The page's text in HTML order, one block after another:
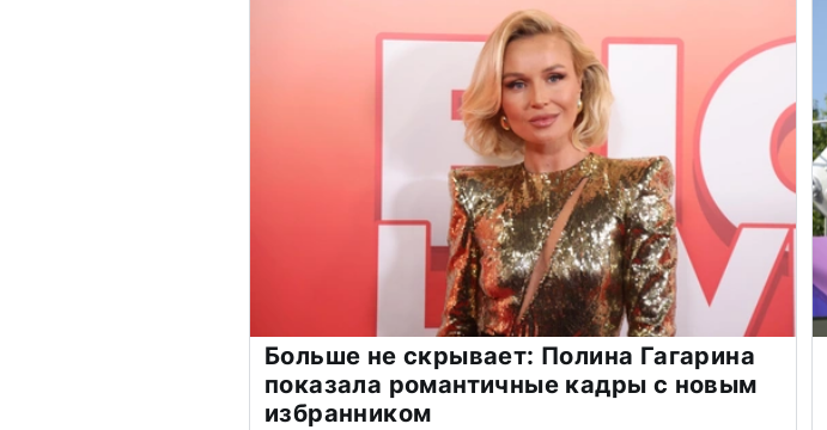
Больше не скрывает: Полина Гагарина
показала романтичные кадры с новым
избранником